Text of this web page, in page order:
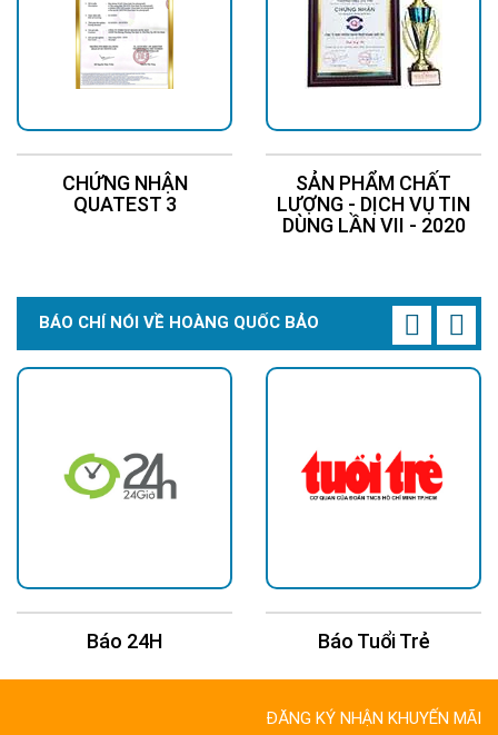
CHỨNG NHẬN
QUATEST 3
SẢN PHẨM CHẤT
LƯỢNG - DỊCH VỤ TIN
DÙNG LẦN VII - 2020
BÁO CHÍ NÓI VỀ HOÀNG QUỐC BẢO
Báo 24H Báo Tuổi Trẻ
ĐĂNG KÝ NHẬN KHUYẾN MÃI